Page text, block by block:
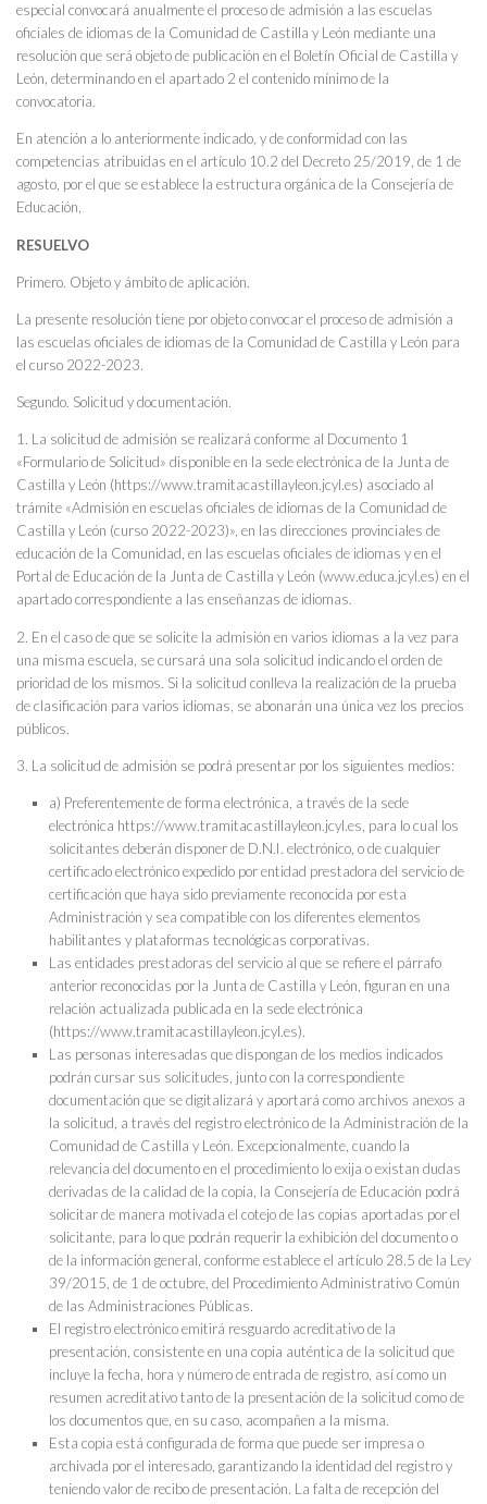
especial convocará anualmente el proceso de admisión a las escuelas
oficiales de idiomas de la Comunidad de Castilla y León mediante una
resolución que será objeto de publicación en el Boletín Oficial de Castilla y
León, determinando en el apartado 2 el contenido mínimo de la
convocatoria.
En atención a lo anteriormente indicado, y de conformidad con las
competencias atribuidas en el artículo 10.2 del Decreto 25/2019, de 1 de
agosto, por el que se establece la estructura orgánica de la Consejería de
Educación,
RESUELVO
Primero. Objeto y ámbito de aplicación.
La presente resolución tiene por objeto convocar el proceso de admisión a
las escuelas oficiales de idiomas de la Comunidad de Castilla y León para
el curso 2022-2023.
Segundo. Solicitud y documentación.
1. La solicitud de admisión se realizará conforme al Documento 1
«Formulario de Solicitud» disponible en la sede electrónica de la Junta de
Castilla y León (https://www.tramitacastillayleon.jcyl.es) asociado al
trámite «Admisión en escuelas oficiales de idiomas de la Comunidad de
Castilla y León (curso 2022-2023)», en las direcciones provinciales de
educación de la Comunidad, en las escuelas oficiales de idiomas y en el
Portal de Educación de la Junta de Castilla y León (www.educa.jcyl.es) en el
apartado correspondiente a las enseñanzas de idiomas.
2. En el caso de que se solicite la admisión en varios idiomas a la vez para
una misma escuela, se cursará una sola solicitud indicando el orden de
prioridad de los mismos. Si la solicitud conlleva la realización de la prueba
de clasificación para varios idiomas, se abonarán una única vez los precios
públicos.
3. La solicitud de admisión se podrá presentar por los siguientes medios:
a) Preferentemente de forma electrónica, a través de la sede
electrónica https://www.tramitacastillayleon.jcyl.es, para lo cual los
solicitantes deberán disponer de D.N.I. electrónico, o de cualquier
certificado electrónico expedido por entidad prestadora del servicio de
certificación que haya sido previamente reconocida por esta
Administración y sea compatible con los diferentes elementos
habilitantes y plataformas tecnológicas corporativas.
Las entidades prestadoras del servicio al que se refiere el párrafo
anterior reconocidas por la Junta de Castilla y León, figuran en una
relación actualizada publicada en la sede electrónica
(https://www.tramitacastillayleon.jcyl.es).
Las personas interesadas que dispongan de los medios indicados
podrán cursar sus solicitudes, junto con la correspondiente
documentación que se digitalizará y aportará como archivos anexos a
la solicitud, a través del registro electrónico de la Administración de la
Comunidad de Castilla y León. Excepcionalmente, cuando la
relevancia del documento en el procedimiento lo exija o existan dudas
derivadas de la calidad de la copia, la Consejería de Educación podrá
solicitar de manera motivada el cotejo de las copias aportadas por el
solicitante, para lo que podrán requerir la exhibición del documento o
de la información general, conforme establece el artículo 28.5 de la Ley
39/2015, de 1 de octubre, del Procedimiento Administrativo Común
de las Administraciones Públicas.
El registro electrónico emitirá resguardo acreditativo de la
presentación, consistente en una copia auténtica de la solicitud que
incluye la fecha, hora y número de entrada de registro, así como un
resumen acreditativo tanto de la presentación de la solicitud como de
los documentos que, en su caso, acompañen a la misma.
Esta copia está configurada de forma que puede ser impresa o
archivada por el interesado, garantizando la identidad del registro y
teniendo valor de recibo de presentación. La falta de recepción del